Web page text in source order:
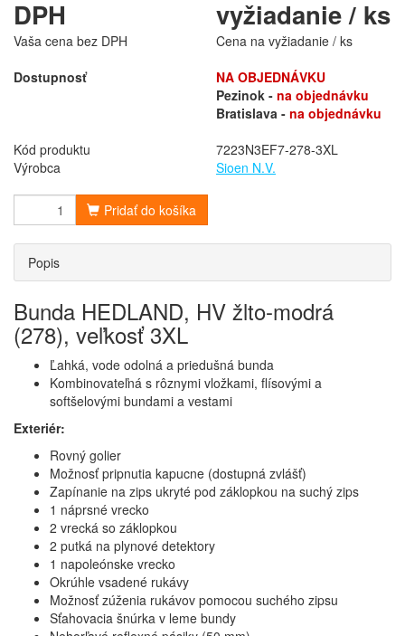
DPH
vyžiadanie / ks
Vaša cena bez DPH
Cena na vyžiadanie / ks
Dostupnosť
NA OBJEDNÁVKU
Pezinok - na objednávku
Bratislava - na objednávku
Kód produktu
7223N3EF7-278-3XL
Výrobca
Sioen N.V.
Pridať do košíka
Popis
Bunda HEDLAND, HV žlto-modrá
(278), veľkosť 3XL
Ľahká, vode odolná a priedušná bunda
Kombinovateľná s rôznymi vložkami, flísovými a
softšelovými bundami a vestami
Exteriér:
Rovný golier
Možnosť pripnutia kapucne (dostupná zvlášť)
Zapínanie na zips ukryté pod záklopkou na suchý zips
1 náprsné vrecko
2 vrecká so záklopkou
2 putká na plynové detektory
1 napoleónske vrecko
Okrúhle vsadené rukávy
Možnosť zúženia rukávov pomocou suchého zipsu
Sťahovacia šnúrka v leme bundy